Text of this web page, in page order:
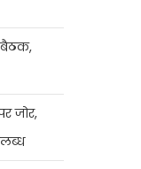
बैठक,
जोर,